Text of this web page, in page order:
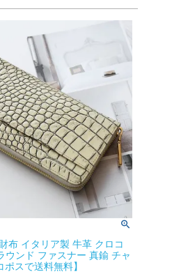
布 イタリア製 牛革 クロコ
ウンド ファスナー 真鍮 チャ
スで送料無料】